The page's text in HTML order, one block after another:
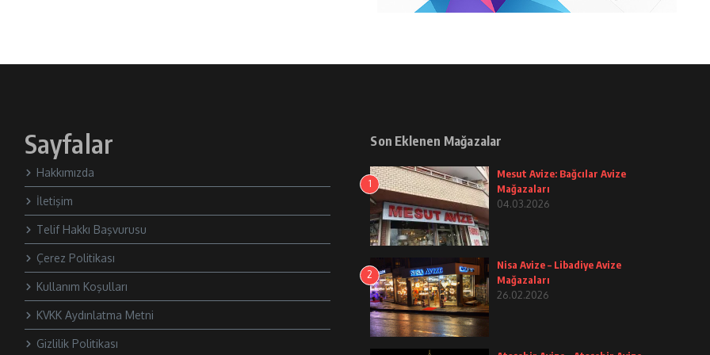
Sayfalar
Hakkımızda
İletişim
Telif Hakkı Başvurusu
Çerez Politikası
Kullanım Koşulları
KVKK Aydınlatma Metni
Gizlilik Politikası
Son Eklenen Mağazalar
1
Mesut Avize: Bağcılar Avize
Mağazaları
04.03.2026
2
Nisa Avize – Libadiye Avize
Mağazaları
26.02.2026